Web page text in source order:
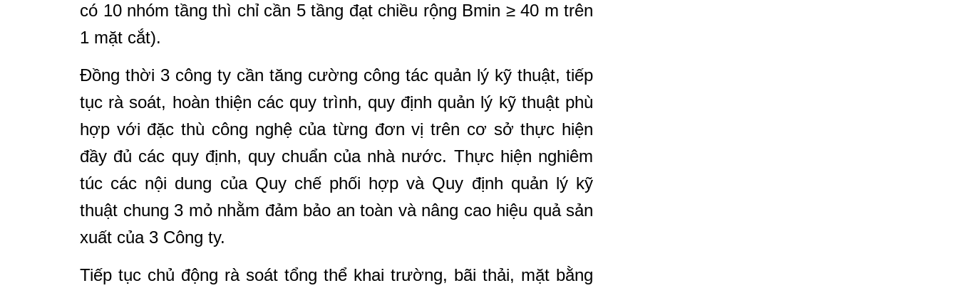
có 10 nhóm tầng thì chỉ cần 5 tầng đạt chiều rộng Bmin ≥ 40 m trên
1 mặt cắt).
Đồng thời 3 công ty cần tăng cường công tác quản lý kỹ thuật, tiếp
tục rà soát, hoàn thiện các quy trình, quy định quản lý kỹ thuật phù
hợp với đặc thù công nghệ của từng đơn vị trên cơ sở thực hiện
đầy đủ các quy định, quy chuẩn của nhà nước. Thực hiện nghiêm
túc các nội dung của Quy chế phối hợp và Quy định quản lý kỹ
thuật chung 3 mỏ nhằm đảm bảo an toàn và nâng cao hiệu quả sản
xuất của 3 Công ty.
Tiếp tục chủ động rà soát tổng thể khai trường, bãi thải, mặt bằng